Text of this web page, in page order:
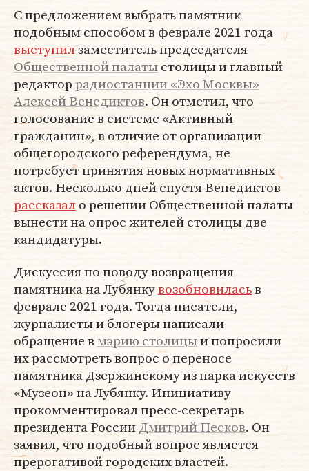
С предложением выбрать памятник
подобным способом в феврале 2021 года
выступилзаместитель председателя
Общественной палатыстолицы и главный
редакторрадиостанции «Эхо Москвы»
Алексей Венедиктов. Он отметил, что
голосование в системе «Активный
гражданин», в отличие от организации
общегородского референдума, не
потребует принятия новых нормативных
актов. Несколько дней спустя Венедиктов
рассказало решении Общественной палаты
вынести на опрос жителей столицы две
кандидатуры.
Дискуссия по поводу возвращения
памятника на Лубянкувозобновиласьв
феврале 2021 года. Тогда писатели,
журналисты и блогеры написали
обращение вмэрию столицыи попросили
их рассмотреть вопрос о переносе
памятника Дзержинскому из парка искусств
«Музеон» на Лубянку. Инициативу
прокомментировал пресс-секретарь
президента РоссииДмитрий Песков. Он
заявил, что подобный вопрос является
прерогативой городских властей.